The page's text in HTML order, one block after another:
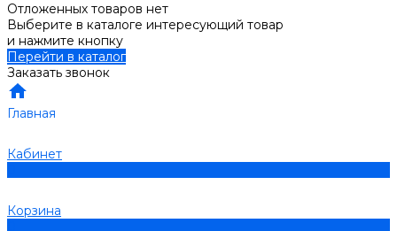
Отложенных товаров нет
Выберите в каталоге интересующий товар
и нажмите кнопку
Перейти в каталог
Заказать звонок
Главная
Кабинет
Корзина